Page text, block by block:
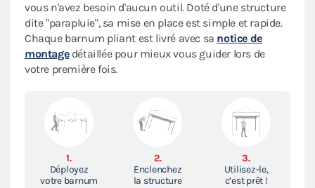
vous n'avez besoin d'aucun outil. Doté d'une structure
dite "parapluie", sa mise en place est simple et rapide.
Chaque barnum pliant est livré avec sa notice de
montagedétaillée pour mieux vous guider lors de
votre première fois.
1.
Déployez
votre barnum
2.
Enclenchez
la structure
3.
Utilisez-le,
c’est prêt !